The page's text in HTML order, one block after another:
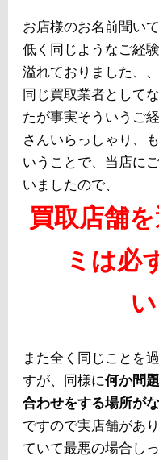
お店様のお名前聞い
低く同じようなご経
溢れておりました、、
同じ買取業者として
たが事実そういうご
さんいらっしゃり、
いうことで、当店に
いましたので、
買取店舗
ミは必
また全く同じことを
すが、同様に何か問
合わせをする場所が
ですので実店舗があ
ていて最悪の場合し